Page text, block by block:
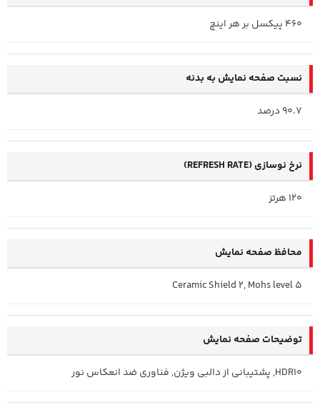
460 پیکسل بر هر اینچ
نسبت صفحه‌ نمایش به بدنه
90.7 درصد
نرخ نوسازی (REFRESH RATE)
120 هرتز
محافظ صفحه نمایش
Ceramic Shield 2, Mohs level 5
توضیحات صفحه نمایش
HDR10, پشتیبانی از دالبی ویژن, فناوری ضد انعکاس نور